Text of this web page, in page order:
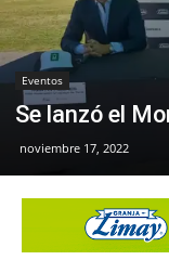
Eventos
Eventos
Se lanzó el
noviembre 17, 2022